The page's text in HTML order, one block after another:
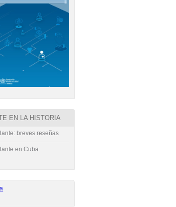
EN LA HISTORIA
breves reseñas
en Cuba